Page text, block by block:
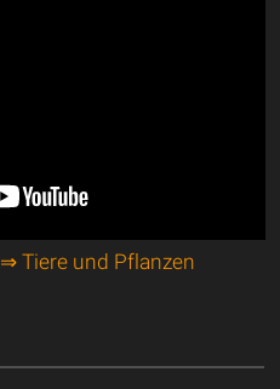
⇒ Tiere und Pflanzen